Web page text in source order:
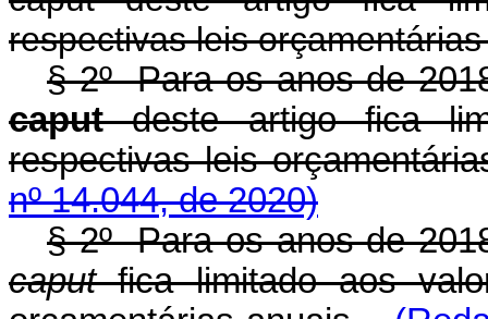
respectivas leis
§ 2º Para os anos de
caputdeste artigo fica
respectivas leis
nº 14.044, de 2020)
§ 2º Para os anos de
caputfica limitado aos